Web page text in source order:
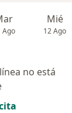
Ago
Mié
12 Ago
no está